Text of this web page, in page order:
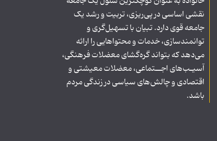
نقشی اساسی در پی‌ریزی، تربیت و رشد یک
جامعه قوی دارد. تبیان با تسهیل‌گری و
توانمندسازی، خدمات و محتواهایی را ارائه
می‌دهد که بتواند گره‌گشای معضلات فرهنگی،
آسیـب‌های اجــتماعی، معضلات معیشتی و
اقتصادی و چالش‌های سیاسی در زندگی مردم
باشد.